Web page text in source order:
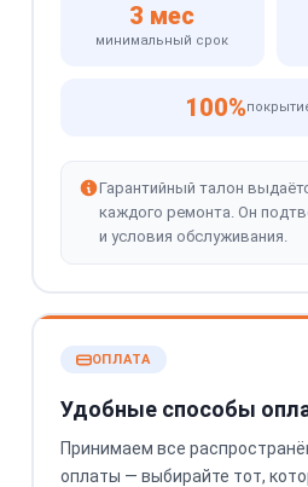
3 мес
минимальный срок
100%
Гарантийный талон
каждого ремонта. Он
и условия обслуживания.
ОПЛАТА
Удобные способы
Принимаем все
оплаты — выбирайте тот,